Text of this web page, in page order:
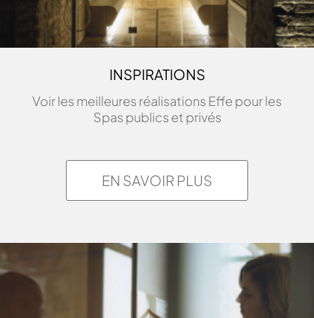
INSPIRATIONS
Voir les meilleures réalisations Effe pour les
Spas publics et privés
EN SAVOIR PLUS